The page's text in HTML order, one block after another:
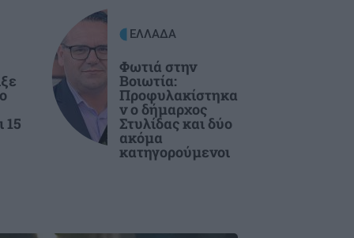
15
ΕΛΛΑΔΑ
Φωτιά στην
Βοιωτία:
Προφυλακίστηκα
ν ο δήμαρχος
Στυλίδας και δύο
ακόμα
κατηγορούμενοι